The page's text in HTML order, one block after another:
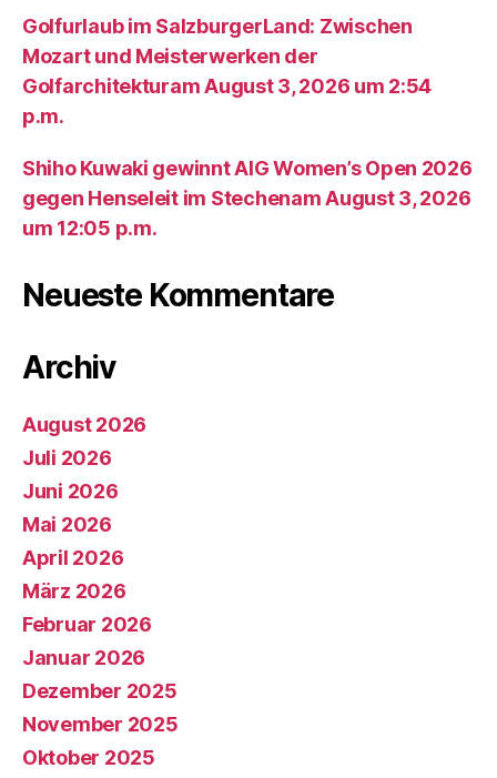
Golfurlaub im SalzburgerLand: Zwischen
Mozart und Meisterwerken der
Golfarchitekturam August 3, 2026 um 2:54
p.m.
Shiho Kuwaki gewinnt AIG Women’s Open 2026
gegen Henseleit im Stechenam August 3, 2026
um 12:05 p.m.
Neueste Kommentare
Archiv
August 2026
Juli 2026
Juni 2026
Mai 2026
April 2026
März 2026
Februar 2026
Januar 2026
Dezember 2025
November 2025
Oktober 2025